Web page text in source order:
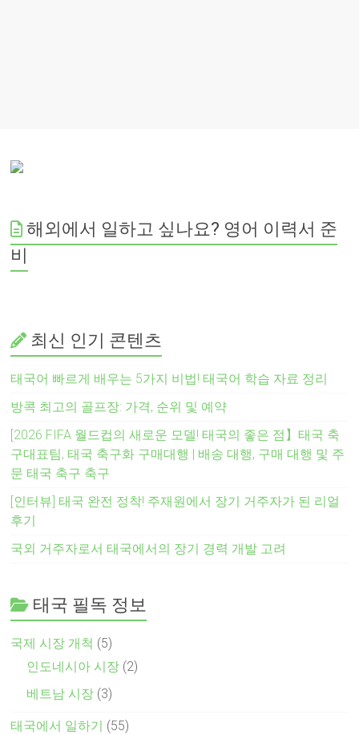
해외에서 일하고 싶나요? 영어 이력서 준
비
최신 인기 콘텐츠
태국어 빠르게 배우는 5가지 비법! 태국어 학습 자료 정리
방콕 최고의 골프장: 가격, 순위 및 예약
[2026 FIFA 월드컵의 새로운 모델! 태국의 좋은 점】태국 축
구대표팀, 태국 축구화 구매대행 | 배송 대행, 구매 대행 및 주
문 태국 축구 축구
[인터뷰] 태국 완전 정착! 주재원에서 장기 거주자가 된 리얼
후기
국외 거주자로서 태국에서의 장기 경력 개발 고려
태국 필독 정보
국제 시장 개척 (5)
인도네시아 시장 (2)
베트남 시장 (3)
태국에서 일하기
(55)